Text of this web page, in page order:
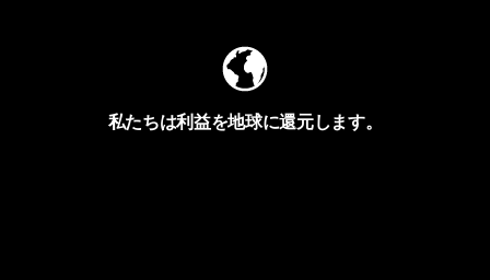
私たちは利益を地球に還元します。